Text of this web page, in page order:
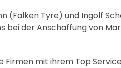
(Falken Tyre) und Ingolf
bei der Anschaffung von
Firmen mit ihrem Top